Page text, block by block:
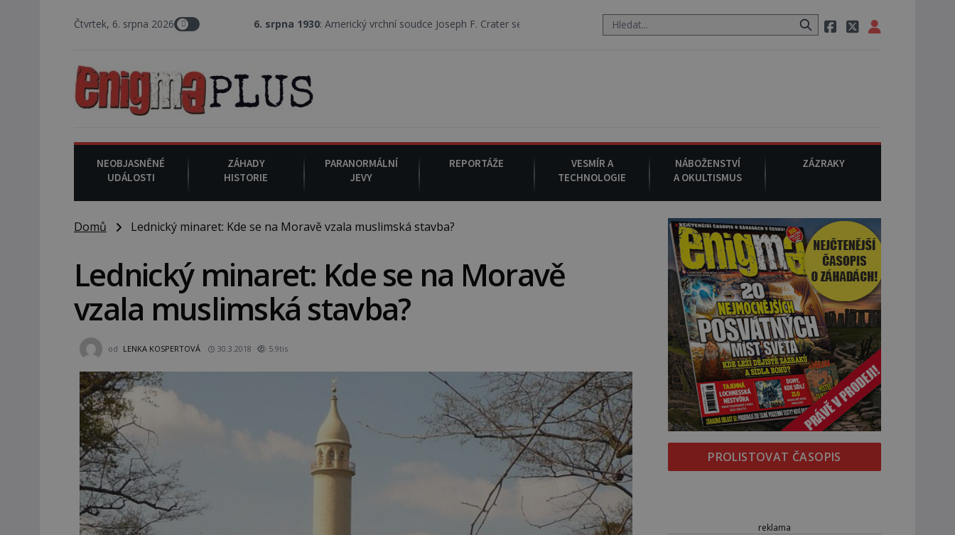
Čtvrtek, 6. srpna 20266. srpna 1930 : Americký vrchní soudce Joseph F. Crater se 6. srpna 1930 navečeří ve své oblíbené restauraci, pak si na ulici zavolá taxi, nasedne do něj a už ho nikdy
NEOBJASNĚNÉ
UDÁLOSTI
ZÁHADY
HISTORIE
PARANORMÁLNÍ
JEVY
REPORTÁŽE
VESMÍR A
TECHNOLOGIE
NÁBOŽENSTVÍ
A OKULTISMUS
ZÁZRAKY
Domů Lednický minaret: Kde se na Moravě vzala muslimská stavba?
Lednický minaret: Kde se na Moravě
vzala muslimská stavba?
od LENKA KOSPERTOVÁ 30.3.2018 5.9tis
PROLISTOVAT ČASOPIS
reklama